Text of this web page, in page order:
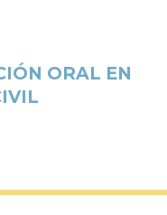
ORAL EN